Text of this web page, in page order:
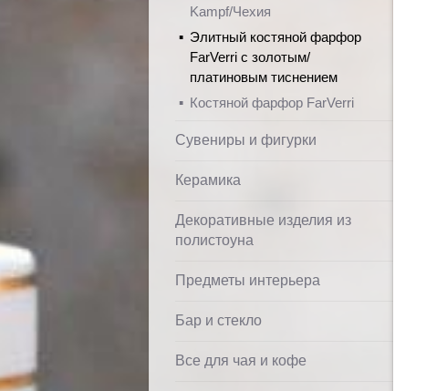
Kampf/Чехия
Элитный костяной фарфор
FarVerri с золотым/
платиновым тиснением
Костяной фарфор FarVerri
Сувениры и фигурки
Керамика
Декоративные изделия из
полистоуна
Предметы интерьера
Бар и стекло
Все для чая и кофе